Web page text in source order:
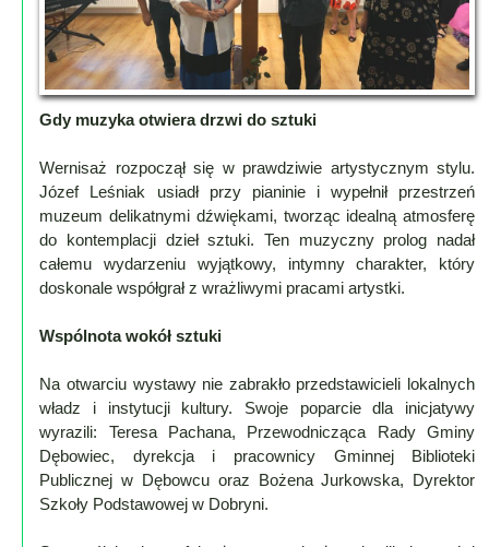
Parafia
Instytucje
Organizacje
OSP
Cieklin
Firmy
Historia
Okolica
Mapa
Beskid
Niski
Pogórze
Kalendarz
Gdy muzyka otwiera drzwi do sztuki
Wernisaż rozpoczął się w prawdziwie artystycznym stylu.
Józef Leśniak usiadł przy pianinie i wypełnił przestrzeń
muzeum delikatnymi dźwiękami, tworząc idealną atmosferę
do kontemplacji dzieł sztuki. Ten muzyczny prolog nadał
całemu wydarzeniu wyjątkowy, intymny charakter, który
doskonale współgrał z wrażliwymi pracami artystki.
Wspólnota wokół sztuki
Na otwarciu wystawy nie zabrakło przedstawicieli lokalnych
władz i instytucji kultury. Swoje poparcie dla inicjatywy
wyrazili: Teresa Pachana, Przewodnicząca Rady Gminy
Dębowiec, dyrekcja i pracownicy Gminnej Biblioteki
Publicznej w Dębowcu oraz Bożena Jurkowska, Dyrektor
Szkoły Podstawowej w Dobryni.